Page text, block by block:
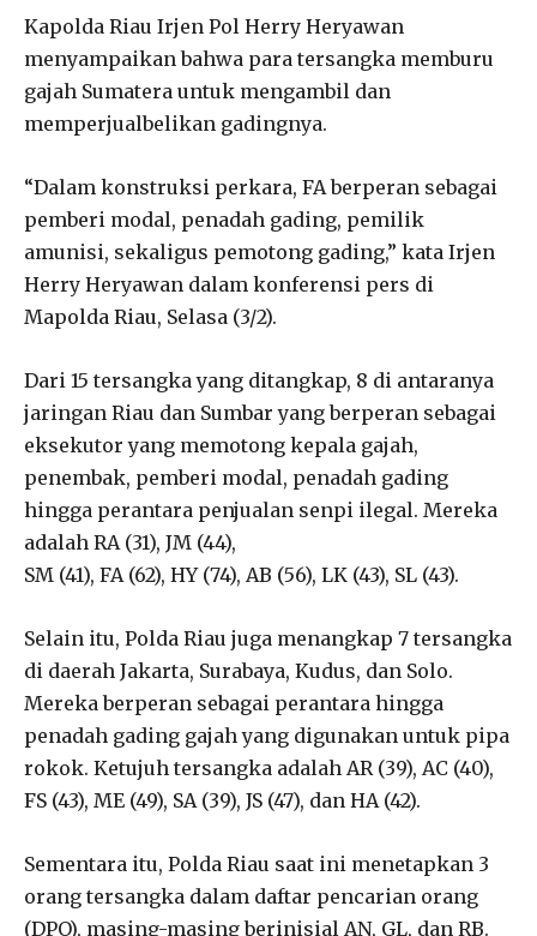
Kapolda Riau Irjen Pol Herry Heryawan
menyampaikan bahwa para tersangka memburu
gajah Sumatera untuk mengambil dan
memperjualbelikan gadingnya.
“Dalam konstruksi perkara, FA berperan sebagai
pemberi modal, penadah gading, pemilik
amunisi, sekaligus pemotong gading,” kata Irjen
Herry Heryawan dalam konferensi pers di
Mapolda Riau, Selasa (3/2).
Dari 15 tersangka yang ditangkap, 8 di antaranya
jaringan Riau dan Sumbar yang berperan sebagai
eksekutor yang memotong kepala gajah,
penembak, pemberi modal, penadah gading
hingga perantara penjualan senpi ilegal. Mereka
adalah RA (31), JM (44),
SM (41), FA (62), HY (74), AB (56), LK (43), SL (43).
Selain itu, Polda Riau juga menangkap 7 tersangka
di daerah Jakarta, Surabaya, Kudus, dan Solo.
Mereka berperan sebagai perantara hingga
penadah gading gajah yang digunakan untuk pipa
rokok. Ketujuh tersangka adalah AR (39), AC (40),
FS (43), ME (49), SA (39), JS (47), dan HA (42).
Sementara itu, Polda Riau saat ini menetapkan 3
orang tersangka dalam daftar pencarian orang
(DPO), masing-masing berinisial AN, GL, dan RB.